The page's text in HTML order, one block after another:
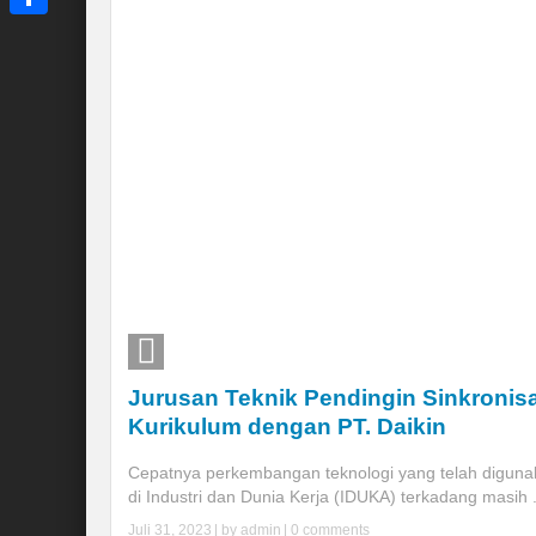
Jurusan Teknik Pendingin
Kurikulum dengan PT. Daikin
Cepatnya perkembangan teknologi yang telah
di Industri dan Dunia Kerja (IDUKA) terkadang masih
Juli 31, 2023 | by admin 0 comments